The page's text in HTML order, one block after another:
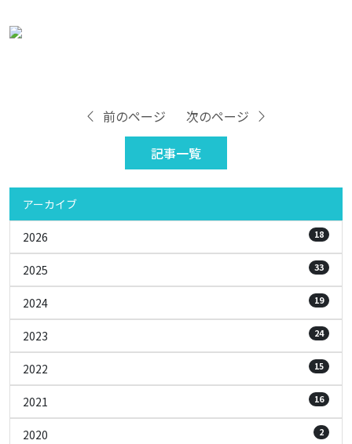
前のページ
記事一覧
次のページ
アーカイブ
2026 18
2025 33
2024 19
2023 24
2022 15
2021 16
2020 2